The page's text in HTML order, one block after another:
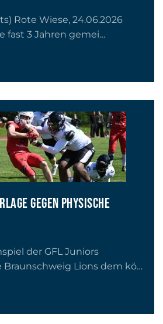
Rote Wiese, 24.06.2026
fast 3 Jahren gemei…
GEGEN PHYSISCHE
der GFL Juniors
Braunschweig Lions dem kö…